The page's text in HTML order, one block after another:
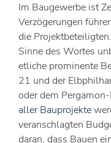
Im Baugewerbe ist
Verzögerungen
die
Sinne des Wortes
etliche prominente
21 und der
oder dem
aller Bauprojekte
veranschlagten
daran, dass Bauen